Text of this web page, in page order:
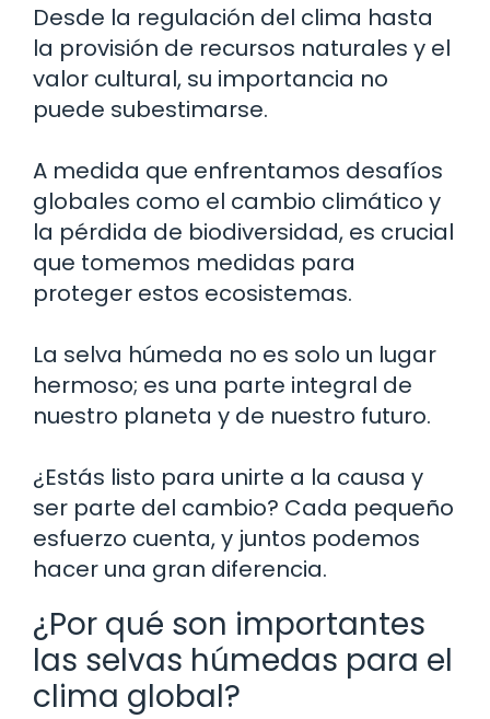
Desde la regulación del clima hasta
la provisión de recursos naturales y el
valor cultural, su importancia no
puede subestimarse.
A medida que enfrentamos desafíos
globales como el cambio climático y
la pérdida de biodiversidad, es crucial
que tomemos medidas para
proteger estos ecosistemas.
La selva húmeda no es solo un lugar
hermoso; es una parte integral de
nuestro planeta y de nuestro futuro.
¿Estás listo para unirte a la causa y
ser parte del cambio? Cada pequeño
esfuerzo cuenta, y juntos podemos
hacer una gran diferencia.
¿Por qué son importantes
las selvas húmedas para el
clima global?